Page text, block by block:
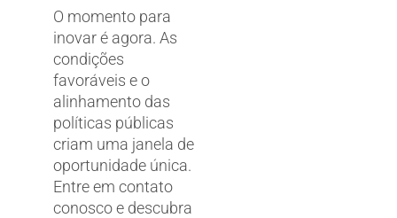
O momento para
inovar é agora. As
condições
favoráveis e o
alinhamento das
políticas públicas
criam uma janela de
oportunidade única.
Entre em contato
conosco e descubra